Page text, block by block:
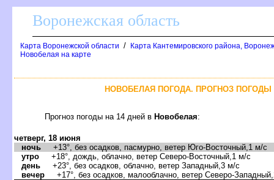
оронежская область
Карта Воронежской области /
Карта Кантемировского района,
Новобелая на карте
НОВОБЕЛАЯ ПОГОДА. ПРОГНОЗ
Прогноз погоды на 14 дней Новобелая:
четверг, 18 июня
ночь +13°, без осадков, пасмурно, ветер Юго-Восточный,1 м/с
утро +18°, дождь, облачно, ветер Северо-Восточный,1 м/с
день +23°, без осадков, облачно, ветер Западный,3 м/с
ечер +17°, без осадков, малооблачно, ветер Северо-